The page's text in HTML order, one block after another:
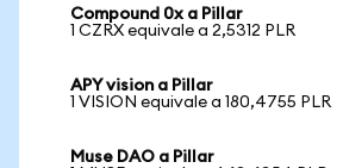
Compound 0x a Pillar
1 CZRX equivale a 2,5312 PLR
APY vision a Pillar
1 VISION equivale a 180,4755 PLR
Muse DAO a Pillar